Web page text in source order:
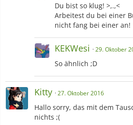
Du bist so klug! >,.,<
Arbeitest du bei einer
nicht fang bei einer an!
KEKWesi 29. Oktober
So ähnlich ;D
Kitty 27. Oktober 2016
Hallo sorry, das mit dem
nichts ;(